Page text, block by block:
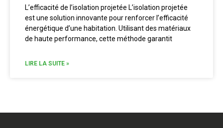
L’efficacité de l’isolation projetée L’isolation projetée
est une solution innovante pour renforcer l’efficacité
énergétique d’une habitation. Utilisant des matériaux
de haute performance, cette méthode garantit
LIRE LA SUITE »